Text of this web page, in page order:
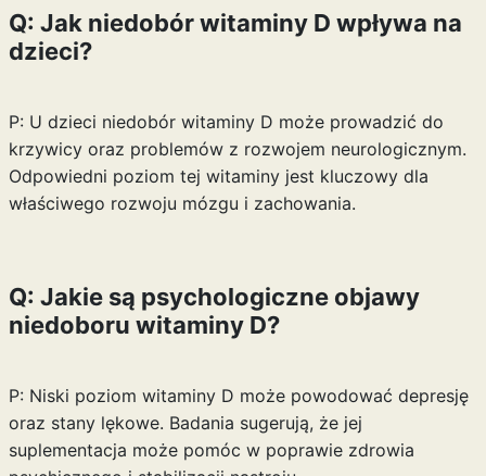
Q: Jak niedobór witaminy D wpływa na
dzieci?
P: U dzieci niedobór witaminy D może prowadzić do
krzywicy oraz problemów z rozwojem neurologicznym.
Odpowiedni poziom tej witaminy jest kluczowy dla
właściwego rozwoju mózgu i zachowania.
Q: Jakie są psychologiczne objawy
niedoboru witaminy D?
P: Niski poziom witaminy D może powodować depresję
oraz stany lękowe. Badania sugerują, że jej
suplementacja może pomóc w poprawie zdrowia